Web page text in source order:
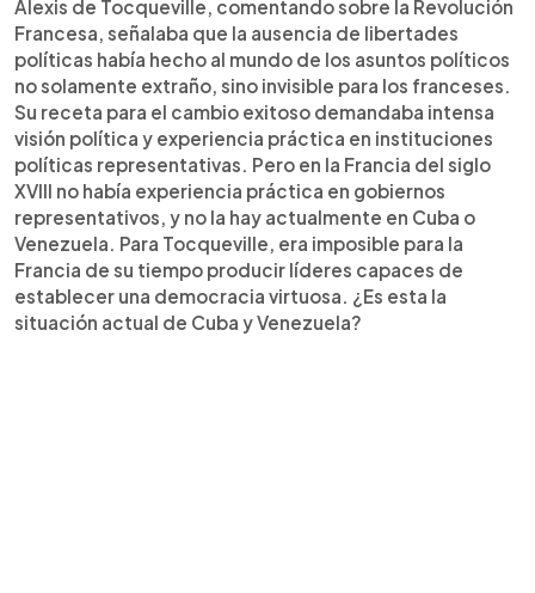
Alexis de Tocqueville, comentando sobre la Revolución
Francesa, señalaba que la ausencia de libertades
políticas había hecho al mundo de los asuntos políticos
no solamente extraño, sino invisible para los franceses.
Su receta para el cambio exitoso demandaba intensa
visión política y experiencia práctica en instituciones
políticas representativas. Pero en la Francia del siglo
XVIII no había experiencia práctica en gobiernos
representativos, y no la hay actualmente en Cuba o
Venezuela. Para Tocqueville, era imposible para la
Francia de su tiempo producir líderes capaces de
establecer una democracia virtuosa. ¿Es esta la
situación actual de Cuba y Venezuela?